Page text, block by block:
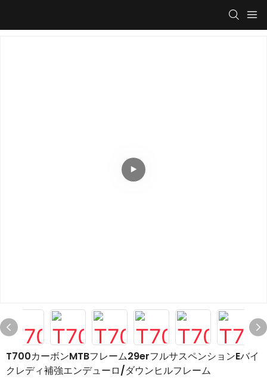
T700カーボンMTBフレーム29erフルサスペンションEバイ
クレディ補強エンデューロ/ダウンヒルフレーム